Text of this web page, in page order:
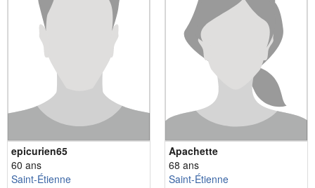
epicurien65
60 ans
Saint-Étienne
Apachette
68 ans
Saint-Étienne